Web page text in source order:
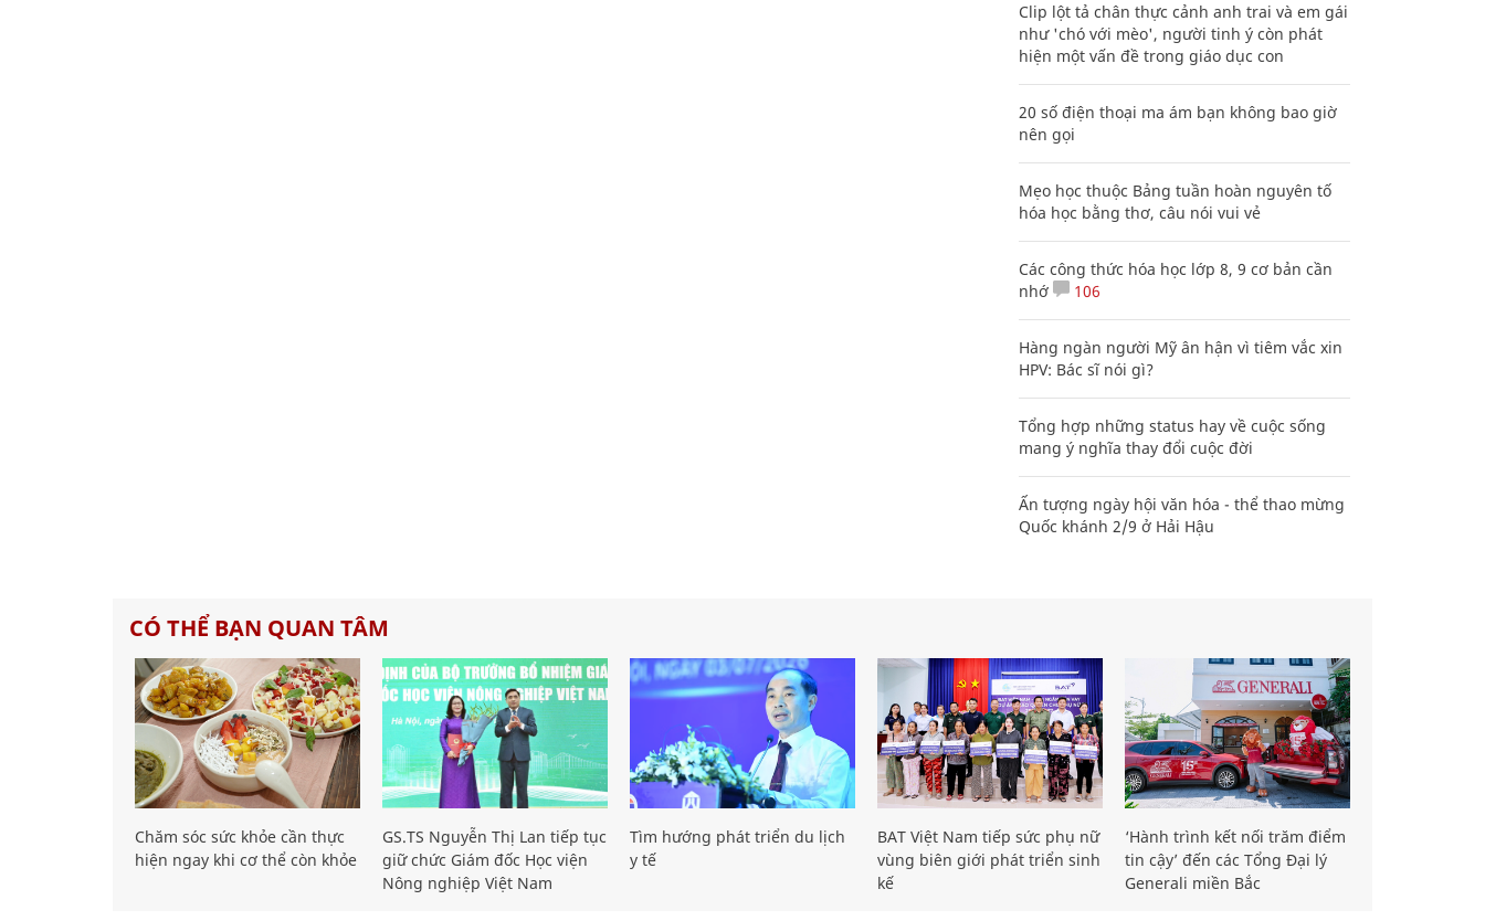
Clip lột tả chân thực cảnh anh trai và em gái
như 'chó với mèo', người tinh ý còn phát
hiện một vấn đề trong giáo dục con
20 số điện thoại ma ám bạn không bao giờ
nên gọi
Mẹo học thuộc Bảng tuần hoàn nguyên tố
hóa học bằng thơ, câu nói vui vẻ
Các công thức hóa học lớp 8, 9 cơ bản cần
nhớ
106
Hàng ngàn người Mỹ ân hận vì tiêm vắc xin
HPV: Bác sĩ nói gì?
Tổng hợp những status hay về cuộc sống
mang ý nghĩa thay đổi cuộc đời
Ấn tượng ngày hội văn hóa - thể thao mừng
Quốc khánh 2/9 ở Hải Hậu
CÓ THỂ BẠN QUAN TÂM
Chăm sóc sức khỏe cần thực
hiện ngay khi cơ thể còn khỏe
GS.TS Nguyễn Thị Lan tiếp tục
giữ chức Giám đốc Học viện
Nông nghiệp Việt Nam
Tìm hướng phát triển du lịch
y tế
BAT Việt Nam tiếp sức phụ nữ
vùng biên giới phát triển sinh
kế
‘Hành trình kết nối trăm điểm
tin cậy’ đến các Tổng Đại lý
Generali miền Bắc